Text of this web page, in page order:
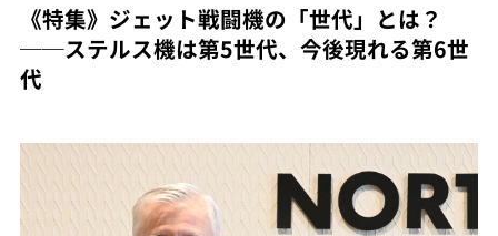
《特集》ジェット戦闘機の「世代」とは？
──ステルス機は第5世代、今後現れる第6世
代